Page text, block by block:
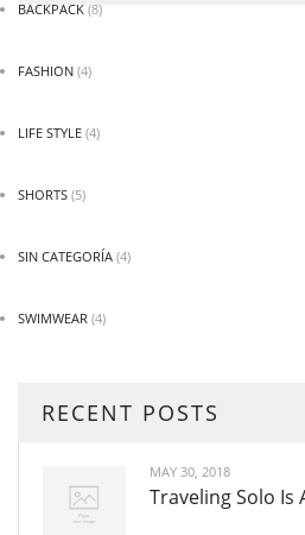
BACKPACK (8)
FASHION (4)
LIFE STYLE (4)
SHORTS (5)
SIN CATEGORÍA (4)
SWIMWEAR (4)
RECENT POSTS
MAY 30, 2018
Traveling Solo Is